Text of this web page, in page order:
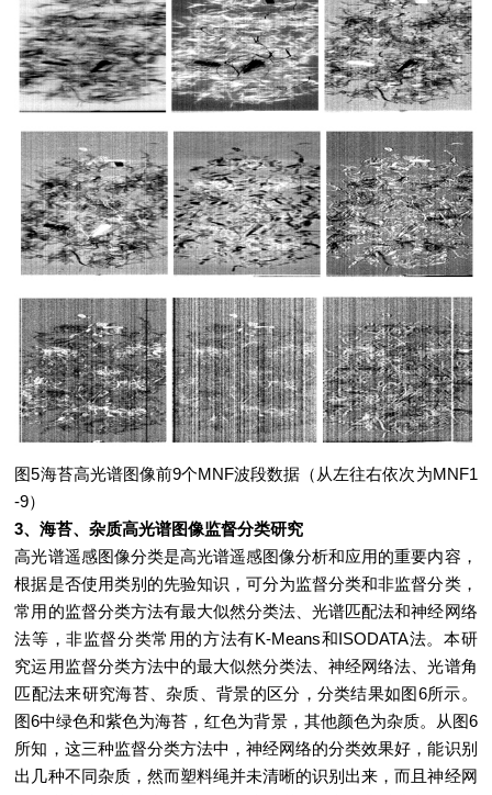
图5海苔高光谱图像前9个MNF波段数据（从左往右依次为MNF1
-9）
3、海苔、杂质高光谱图像监督分类研究
高光谱遥感图像分类是高光谱遥感图像分析和应用的重要内容，
根据是否使用类别的先验知识，可分为监督分类和非监督分类，
常用的监督分类方法有最大似然分类法、光谱匹配法和神经网络
法等，非监督分类常用的方法有K-Means和ISODATA法。本研
究运用监督分类方法中的最大似然分类法、神经网络法、光谱角
匹配法来研究海苔、杂质、背景的区分，分类结果如图6所示。
图6中绿色和紫色为海苔，红色为背景，其他颜色为杂质。从图6
所知，这三种监督分类方法中，神经网络的分类效果好，能识别
出几种不同杂质，然而塑料绳并未清晰的识别出来，而且神经网